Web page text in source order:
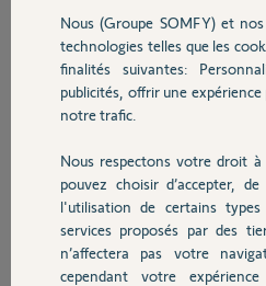
Sécurité
Domotique
Chauffage
Autres produits
Merci,
LAURENT D.
il y a plus d'un an
Participer au
Réponses
Nous (Groupe SOMFY) et
technologies telles que les
finalités suivantes:
publicités, offrir une
notre trafic.
Nous respectons votre droit
pouvez choisir d’accepter,
l'utilisation de certains
services proposés par des
n’affectera pas votre
cependant votre